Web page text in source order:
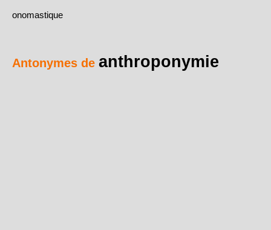
onomastique
Antonymes de anthroponymie